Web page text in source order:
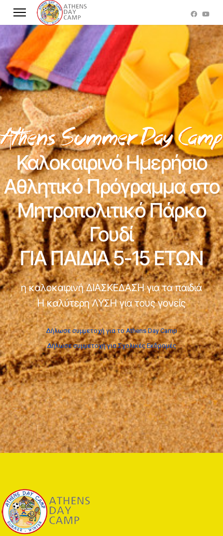
Καλοκαιρινό Ημερήσιο
Αθλητικό Πρόγραμμα στο
Μητροπολιτικό Πάρκο
Γουδί
ΓΙΑ ΠΑΙΔΙΑ 5-15 ΕΤΩΝ
η καλοκαιρινή ΔΙΑΣΚΕΔΑΣΗ για τα παιδιά
Η καλύτερη ΛΥΣΗ για τους γονείς
Δήλωσε συμμετοχή για το Athens Day Camp
Δήλωσε συμμετοχή για Σχολικές Εκδρομές